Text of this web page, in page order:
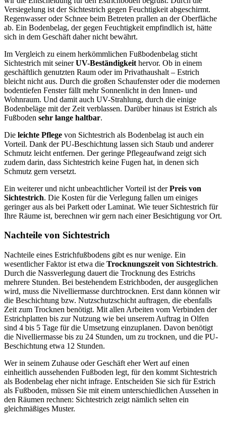
Versiegelung ist der Sichtestrich gegen Feuchtigkeit abgeschirmt.
Regenwasser oder Schnee beim Betreten prallen an der Oberfläche
ab. Ein Bodenbelag, der gegen Feuchtigkeit empfindlich ist, hätte
sich in dem Geschäft daher nicht bewährt.
Im Vergleich zu einem herkömmlichen Fußbodenbelag sticht
Sichtestrich mit seinerUV-Beständigkeit hervor. Ob in einem
geschäftlich genutzten Raum oder im Privathaushalt – Estrich
bleicht nicht aus. Durch die großen Schaufenster oder die modernen
bodentiefen Fenster fällt mehr Sonnenlicht in den Innen- und
Wohnraum. Und damit auch UV-Strahlung, durch die einige
Bodenbeläge mit der Zeit verblassen. Darüber hinaus ist Estrich als
Fußboden sehr lange haltbar.
Die leichte Pflege von Sichtestrich als Bodenbelag ist auch ein
Vorteil. Dank der PU-Beschichtung lassen sich Staub und anderer
Schmutz leicht entfernen. Der geringe Pflegeaufwand zeigt sich
zudem darin, dass Sichtestrich keine Fugen hat, in denen sich
Schmutz gern versetzt.
Ein weiterer und nicht unbeachtlicher Vorteil ist derPreis von
Sichtestrich. Die Kosten für die Verlegung fallen um einiges
geringer aus als bei Parkett oder Laminat. Wie teuer Sichtestrich für
Ihre Räume ist, berechnen wir gern nach einer Besichtigung vor Ort.
Nachteile von Sichtestrich
Nachteile eines Estrichfußbodens gibt es nur wenige. Ein
wesentlicher Faktor ist etwa die Trocknungszeit von Sichtestrich.
Durch die Nassverlegung dauert die Trocknung des Estrichs
mehrere Stunden. Bei bestehendem Estrichboden, der ausgeglichen
wird, muss die Nivelliermasse durchtrocknen. Erst dann können wir
die Beschichtung bzw. Nutzschutzschicht auftragen, die ebenfalls
Zeit zum Trocknen benötigt. Mit allen Arbeiten vom Verbinden der
Estrichplatten bis zur Nutzung wie bei unserem Auftrag in Olfen
sind 4 bis 5 Tage für die Umsetzung einzuplanen. Davon benötigt
die Nivelliermasse bis zu 24 Stunden, um zu trocknen, und die PU-
Beschichtung etwa 12 Stunden.
Wer in seinem Zuhause oder Geschäft eher Wert auf einen
einheitlich aussehenden Fußboden legt, für den kommt Sichtestrich
als Bodenbelag eher nicht infrage. Entscheiden Sie sich für Estrich
als Fußboden, müssen Sie mit einem unterschiedlichen Aussehen in
den Räumen rechnen: Sichtestrich zeigt nämlich selten ein
gleichmäßiges Muster.